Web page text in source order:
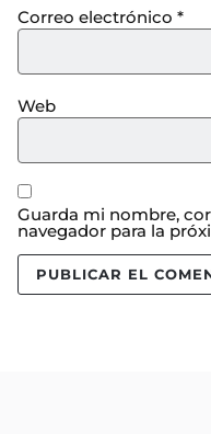
Correo electrónico *
Web
Guarda mi nombre,
navegador para la